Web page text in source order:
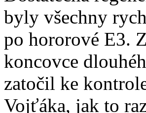
byly všechny
po hororové E3.
koncovce
zatočil ke
Vojťáka, jak to